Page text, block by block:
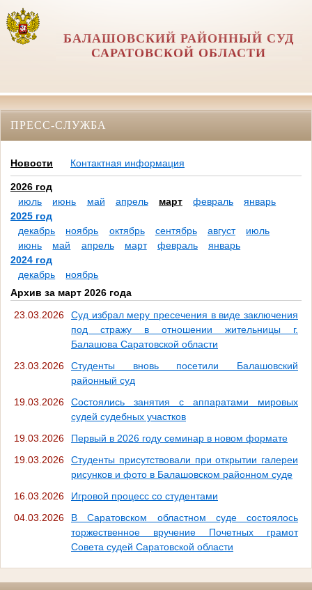
БАЛАШОВСКИЙ РАЙОННЫЙ СУД
САРАТОВСКОЙ ОБЛАСТИ
ПРЕСС-СЛУЖБА
Новости Контактная информация
2026 год
июль
июнь май апрель март февраль
январь
2025 год
декабрь
ноябрь октябрь сентябрь август
июль
июнь
май апрель март февраль
январь
2024 год
декабрь
ноябрь
Архив за март 2026 года
23.03.2026
Суд избрал меру пресечения в виде заключения
под стражу в отношении жительницы г.
Балашова Саратовской области
23.03.2026
Студенты вновь посетили Балашовский
районный суд
19.03.2026
Состоялись занятия с аппаратами мировых
судей судебных участков
19.03.2026
Первый в 2026 году семинар в новом формате
19.03.2026
Студенты присутствовали при открытии галереи
рисунков и фото в Балашовском районном суде
16.03.2026
Игровой процесс со студентами
04.03.2026
В Саратовском областном суде состоялось
торжественное вручение Почетных грамот
Совета судей Саратовской области